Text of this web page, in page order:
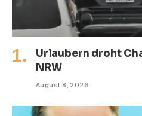
Urlaubern droht
NRW
August 8, 2026